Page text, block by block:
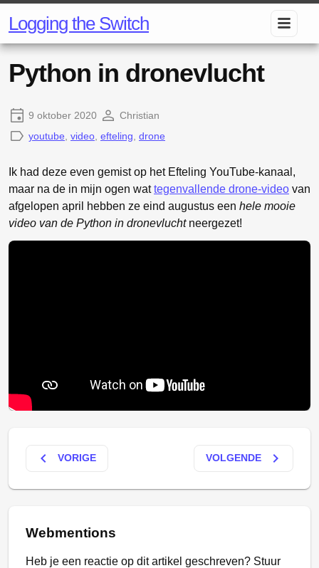
Logging the Switch
Python in dronevlucht
9 oktober 2020
Christian
youtube video efteling drone
Ik had deze even gemist op het Efteling YouTube-kanaal,
maar na de in mijn ogen wattegenvallende drone-video van
afgelopen april hebben ze eind augustus een hele mooie
video van de Python in dronevluchtneergezet!
keyboard_arrow_left VORIGE VOLGENDE keyboard_arrow_right
Webmentions
Heb je een reactie op dit artikel geschreven? Stuur